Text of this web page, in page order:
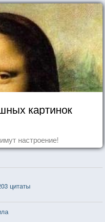
картинок
настроение!
цитаты